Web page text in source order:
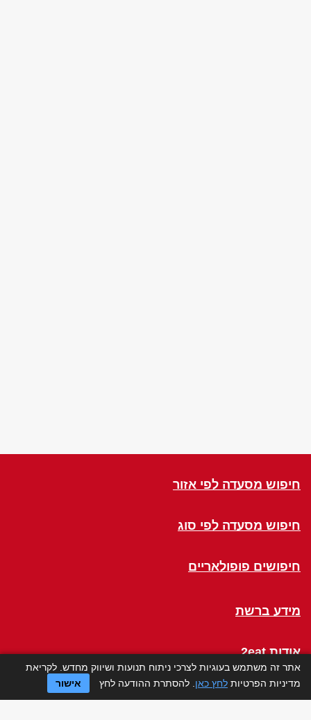
חיפוש מסעדה לפי אזור
חיפוש מסעדה לפי סוג
חיפושים פופולאריים
מידע ברשת
אודות 2eat
Click a Table
אתר זה משתמש בעוגיות לצרכי ניתוח תנועות ושיווק מחדש. לקריאת
מדיניות הפרטיות לחץ כאן . להסתרת ההודעה לחץ אישור